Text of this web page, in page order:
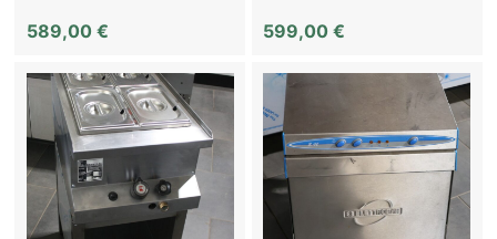
589,00 € 599,00€